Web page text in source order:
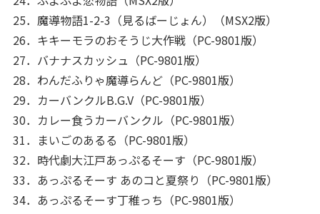
25．魔導物語1-2-3（見るばーじょん）（MSX2版）
26．キキーモラのおそうじ大作戦（PC-9801版）
27．バナナスカッシュ（PC-9801版）
28．わんだふりゃ魔導らんど（PC-9801版）
29．カーバンクルB.G.V（PC-9801版）
30．カレー食うカーバンクル（PC-9801版）
31．まいごのあるる（PC-9801版）
32．時代劇大江戸あっぷるそーす（PC-9801版）
33．あっぷるそーす あのコと夏祭り（PC-9801版）
34．あっぷるそーす丁稚っち（PC-9801版）